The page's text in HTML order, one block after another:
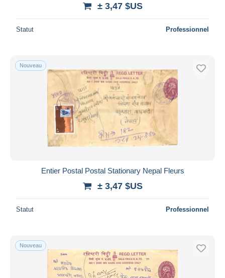
± 3,47 $US
Statut Professionnel
Nouveau
Entier Postal Postal Stationary Nepal Fleurs
± 3,47 $US
Statut Professionnel
Nouveau